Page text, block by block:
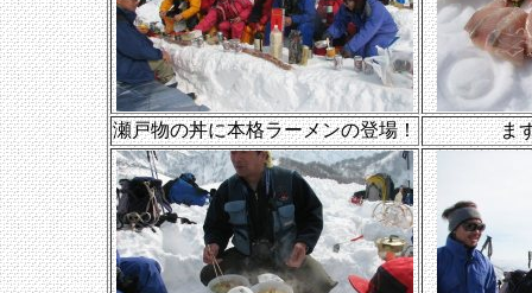
瀬戸物の丼に本格ラーメンの登場！ ま